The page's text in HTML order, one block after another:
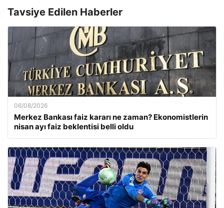
Tavsiye Edilen Haberler
06/08/2026
Merkez Bankası faiz kararı ne zaman? Ekonomistlerin
nisan ayı faiz beklentisi belli oldu